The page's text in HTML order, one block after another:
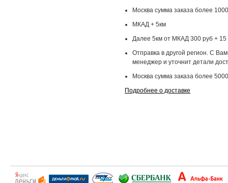
Москва сумма заказа более
МКАД + 5км
Далее 5км от МКАД 300 руб + 15
Отправка в другой регион. С
менеджер и уточнит детали
Москва сумма заказа более
Подробнее о доставке